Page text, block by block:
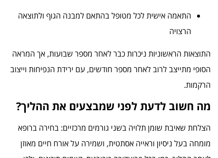
התאמה אישית לכל מטופל בהתאם למבנה הגוף ולתוצאה
הרצויה
התוצאות הראשוניות ניכרות כבר לאחר מספר שבועות, אך המראה
הסופי מתייצב לרוב לאחר מספר חודשים, עם ירידת הנפיחות וייצוב
הרקמות.
מה חשוב לדעת לפני שמבצעים את ההליך?
הצלחת שאיבת שומן תלויה בשני גורמים מרכזיים: בחירה ברופא
מומחה בעל ניסיון וראייה אסתטית, ושמירה על אורח חיים מאוזן